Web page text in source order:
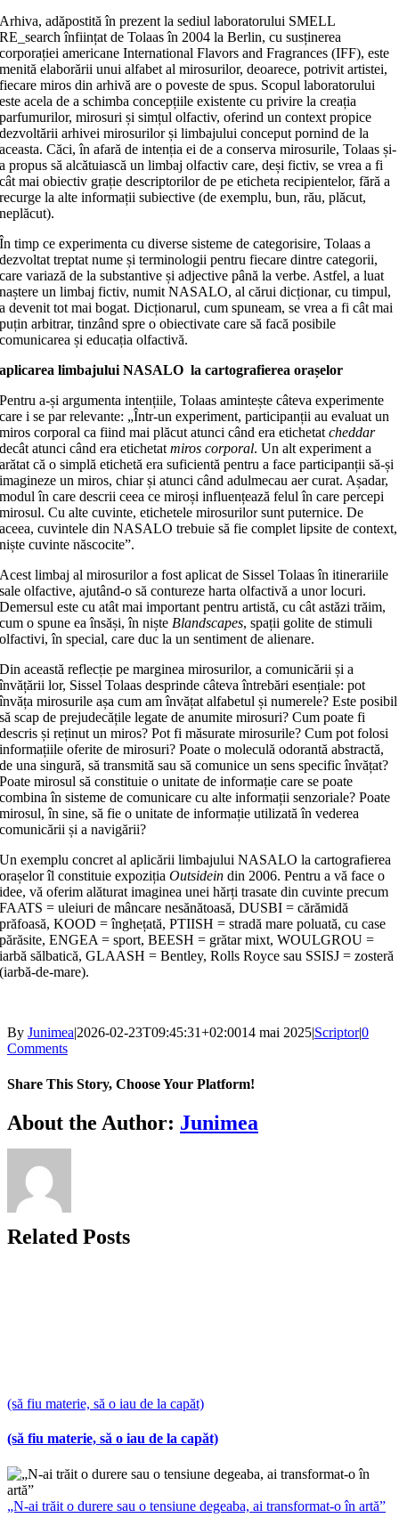
Arhiva, adăpostită în prezent la sediul laboratorului SMELL
RE_search înființat de Tolaas în 2004 la Berlin, cu susținerea
corporației americane International Flavors and Fragrances (IFF), este
menită elaborării unui alfabet al mirosurilor, deoarece, potrivit artistei,
fiecare miros din arhivă are o poveste de spus. Scopul laboratorului
este acela de a schimba concepțiile existente cu privire la creația
parfumurilor, mirosuri și simțul olfactiv, oferind un context propice
dezvoltării arhivei mirosurilor și limbajului conceput pornind de la
aceasta. Căci, în afară de intenția ei de a conserva mirosurile, Tolaas și-
a propus să alcătuiască un limbaj olfactiv care, deși fictiv, se vrea a fi
cât mai obiectiv grație descriptorilor de pe eticheta recipientelor, fără a
recurge la alte informații subiective (de exemplu, bun, rău, plăcut,
neplăcut).
În timp ce experimenta cu diverse sisteme de categorisire, Tolaas a
dezvoltat treptat nume și terminologii pentru fiecare dintre categorii,
care variază de la substantive și adjective până la verbe. Astfel, a luat
naștere un limbaj fictiv, numit NASALO, al cărui dicționar, cu timpul,
a devenit tot mai bogat. Dicționarul, cum spuneam, se vrea a fi cât mai
puțin arbitrar, tinzând spre o obiectivate care să facă posibile
comunicarea și educația olfactivă.
aplicarea limbajului NASALO la cartografierea orașelor
Pentru a-și argumenta intențiile, Tolaas amintește câteva experimente
care i se par relevante: „Într-un experiment, participanții au evaluat un
miros corporal ca fiind mai plăcut atunci când era etichetatcheddar
decât atunci când era etichetatmiros corporal. Un alt experiment a
arătat că o simplă etichetă era suficientă pentru a face participanții să-și
imagineze un miros, chiar și atunci când adulmecau aer curat. Așadar,
modul în care descrii ceea ce miroși influențează felul în care percepi
mirosul. Cu alte cuvinte, etichetele mirosurilor sunt puternice. De
aceea, cuvintele din NASALO trebuie să fie complet lipsite de context,
niște cuvinte născocite”.
Acest limbaj al mirosurilor a fost aplicat de Sissel Tolaas în itinerariile
sale olfactive, ajutând-o să contureze harta olfactivă a unor locuri.
Demersul este cu atât mai important pentru artistă, cu cât astăzi trăim,
cum o spune ea însăși, în nișteBlandscapes, spații golite de stimuli
olfactivi, în special, care duc la un sentiment de alienare.
Din această reflecție pe marginea mirosurilor, a comunicării și a
învățării lor, Sissel Tolaas desprinde câteva întrebări esențiale: pot
învăța mirosurile așa cum am învățat alfabetul și numerele? Este posibil
să scap de prejudecățile legate de anumite mirosuri? Cum poate fi
descris și reținut un miros? Pot fi măsurate mirosurile? Cum pot folosi
informațiile oferite de mirosuri? Poate o moleculă odorantă abstractă,
de una singură, să transmită sau să comunice un sens specific învățat?
Poate mirosul să constituie o unitate de informație care se poate
combina în sisteme de comunicare cu alte informații senzoriale? Poate
mirosul, în sine, să fie o unitate de informație utilizată în vederea
comunicării și a navigării?
Un exemplu concret al aplicării limbajului NASALO la cartografierea
orașelor îl constituie expozițiaOutsidein din 2006. Pentru a vă face o
idee, vă oferim alăturat imaginea unei hărți trasate din cuvinte precum
FAATS = uleiuri de mâncare nesănătoasă, DUSBI = cărămidă
prăfoasă, KOOD = înghețată, PTIISH = stradă mare poluată, cu case
părăsite, ENGEA = sport, BEESH = grătar mixt, WOULGROU =
iarbă sălbatică, GLAASH = Bentley, Rolls Royce sau SSISJ = zosteră
(iarbă-de-mare).
By Junimea|2026-02-23T09:45:31+02:0014 mai 2025|Scriptor|0
Comments
Share This Story, Choose Your Platform!
Facebook
X
Bluesky
Reddit
LinkedIn
WhatsApp
Telegram
Tumblr
Xing
Email
Copy
Link
About the Author: Junimea
Related Posts
(să fiu materie, să o iau de la capăt)
(să fiu materie, să o iau de la capăt)
„N-ai trăit o durere sau o tensiune degeaba, ai transformat-o în artă”